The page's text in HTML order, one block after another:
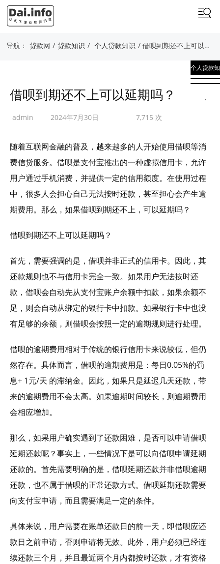
导航： 贷款网 / 贷款知识 / 个人贷款知识 / 借呗到期还不上可以延期吗？
个人贷款知
识
,
借呗到期还不上可以延期吗？
admin 2024年7月30日 7,715 次
随着互联网金融的普及，越来越多的人开始使用借呗等消
费信贷服务。借呗是支付宝推出的一种虚拟信用卡，允许
用户通过手机消费，并提供一定的信用额度。在使用过程
中，很多人会担心自己无法按时还款，甚至担心会产生逾
期费用。那么，如果借呗到期还不上，可以延期吗？
借呗到期还不上可以延期吗？
首先，需要强调的是，借呗并非正式的信用卡。因此，其
还款规则也不与信用卡完全一致。如果用户无法按时还
款，借呗会自动先从支付宝账户余额中扣款，如果余额不
足，则会自动从绑定的银行卡中扣款。如果银行卡中也没
有足够的余额，则借呗会按照一定的逾期规则进行处理。
借呗的逾期费用相对于传统的银行信用卡来说较低，但仍
然存在。具体而言，借呗的逾期费用是：每日0.05%的罚
息+ 1元/天 的滞纳金。因此，如果只是延迟几天还款，带
来的逾期费用不会太高。如果逾期时间较长，则逾期费用
会相应增加。
那么，如果用户确实遇到了还款困难，是否可以申请借呗
延期还款呢？事实上，一些情况下是可以向借呗申请延期
还款的。首先需要明确的是，借呗延期还款并非借呗逾期
还款，也不属于借呗的正常还款方式。借呗延期还款需要
向支付宝申请，而且需要满足一定的条件。
具体来说，用户需要在账单还款日的前一天，即借呗应还
款日之前申请，否则申请将无效。此外，用户必须已经连
续还款三个月，并且最近两个月内都按时还款，才有资格